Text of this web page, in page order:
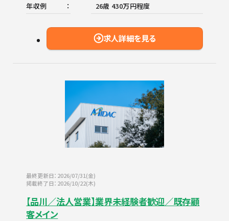
年収例
26歳 430万円程度
求人詳細を見る
最終更新日：2026/07/31(金)
掲載終了日：2026/10/22(木)
【品川／法人営業】業界未経験者歓迎／既存顧
客メイン